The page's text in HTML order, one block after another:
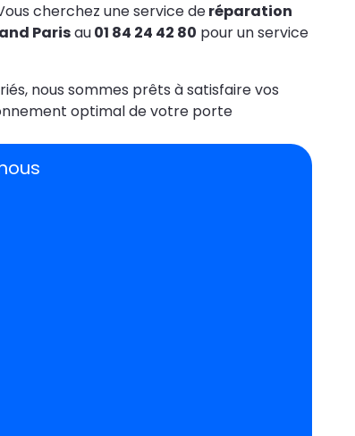
cherchez une service deréparation
Parisau01 84 24 42 80 pour un service
nous sommes prêts à satisfaire vos
optimal de votre porte